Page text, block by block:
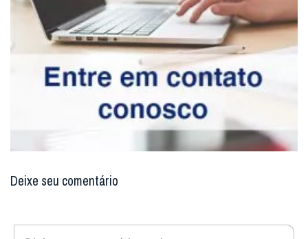
Deixe seu comentário